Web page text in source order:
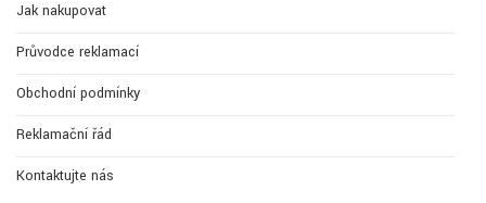
Jak nakupovat
Průvodce reklamací
Obchodní podmínky
Reklamační řád
Kontaktujte nás